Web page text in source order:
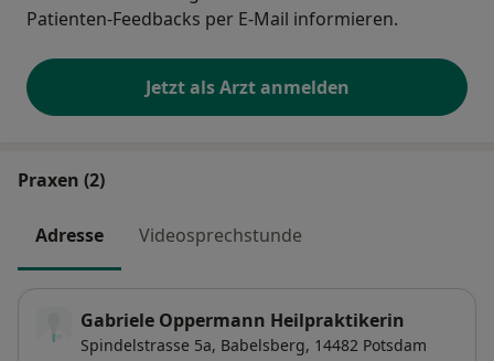
Patienten-Feedbacks per E-Mail informieren.
Jetzt als Arzt anmelden
Praxen (2)
Adresse Videosprechstunde
Gabriele Oppermann Heilpraktikerin
Spindelstrasse 5a, Babelsberg, 14482 Potsdam